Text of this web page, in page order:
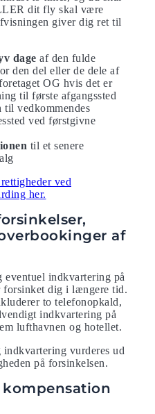
dit fly skal være
giver dig ret til
dage af den fulde
den del eller de dele af
OG hvis det er
til første afgangssted
til vedkommendes
ved førstgivne
til et senere
ved
her.
af
indkvartering på
forsinket dig i længere tid.
to telefonopkald,
indkvartering på
lufthavnen og hotellet.
vurderes ud
på forsinkelsen.